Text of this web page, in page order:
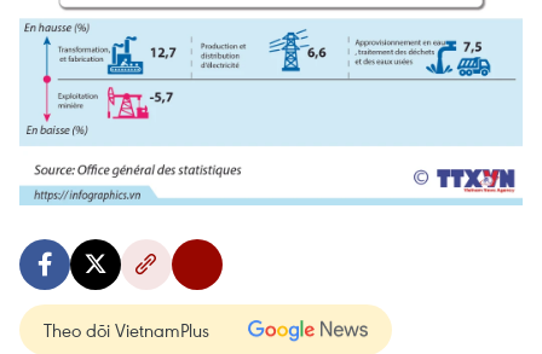
Theo dõi VietnamPlus